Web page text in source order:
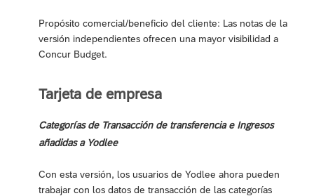
Propósito comercial/beneficio del cliente: Las notas de la
versión independientes ofrecen una mayor visibilidad a
Concur Budget.
Tarjeta de empresa
Categorías de Transacción de transferencia e Ingresos
añadidas a Yodlee
Con esta versión, los usuarios de Yodlee ahora pueden
trabajar con los datos de transacción de las categorías